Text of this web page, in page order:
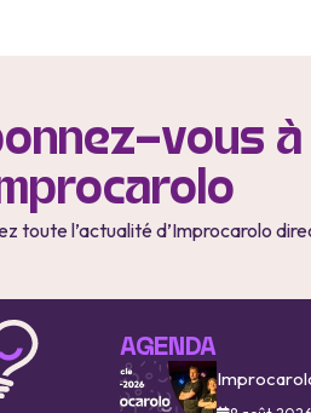
vous à
toute l’actualité d’Improcarolo
AGENDA